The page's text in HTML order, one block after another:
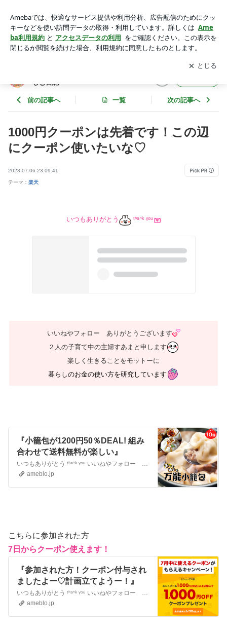
ポイ活コスパ主婦すあま♡お得を楽しむ日記
アプリをダウンロードして ブログの更新通知
を受け取りまし
ょう。
開く
しむ日記
前の記事へ 一覧 次の記事へ
1000円クーポンは先着です！この辺
にクーポン使いたいな♡
2023-07-06 23:09:41
テーマ： 楽天
いつもありがとう ᵗᑋᵃᐢᵏ ᵞᵒᵘ
いいねやフォロー ありがとうございます
２人の子育て中の主婦すあまと申します
楽しく生きることをモットーに
暮らしのお金の使い方を研究しています
『小籠包が1200円50％DEAL! 組み
合わせて送料無料が楽しい』
いつもありがとう ᵗᑋᵃᐢᵏ ᵞᵒᵘ いいねやフォロー ありがとうございます２人の子育て中の主婦すあまと申します楽しく生きることをモットーに暮らしのお金の使…
ameblo.jp
こちらに参加された方
7日からクーポン使えます！
『参加された方！クーポン付与され
ましたよー♡計画立てようー！』
いつもありがとう ᵗᑋᵃᐢᵏ ᵞᵒᵘ いいねやフォロー ありがとうございます２人の子育て中の主婦すあまと申します楽しく生きることをモットーに暮らしのお金の使…
ameblo.jp